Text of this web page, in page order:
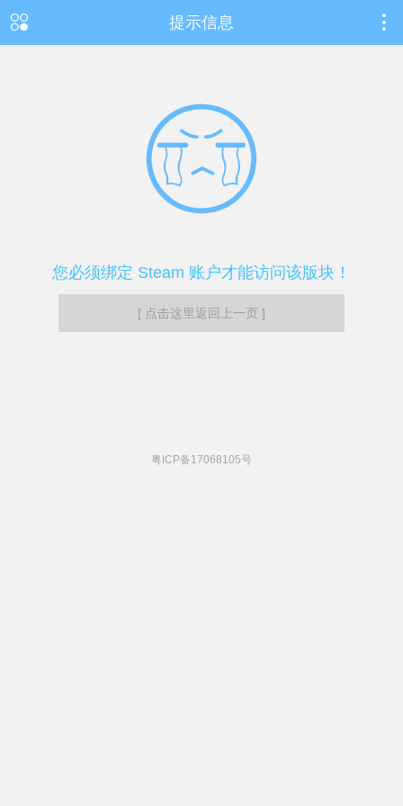
提示信息
您必须绑定 Steam 账户才能访问该版块！
[ 点击这里返回上一页 ]
粤ICP备17068105号